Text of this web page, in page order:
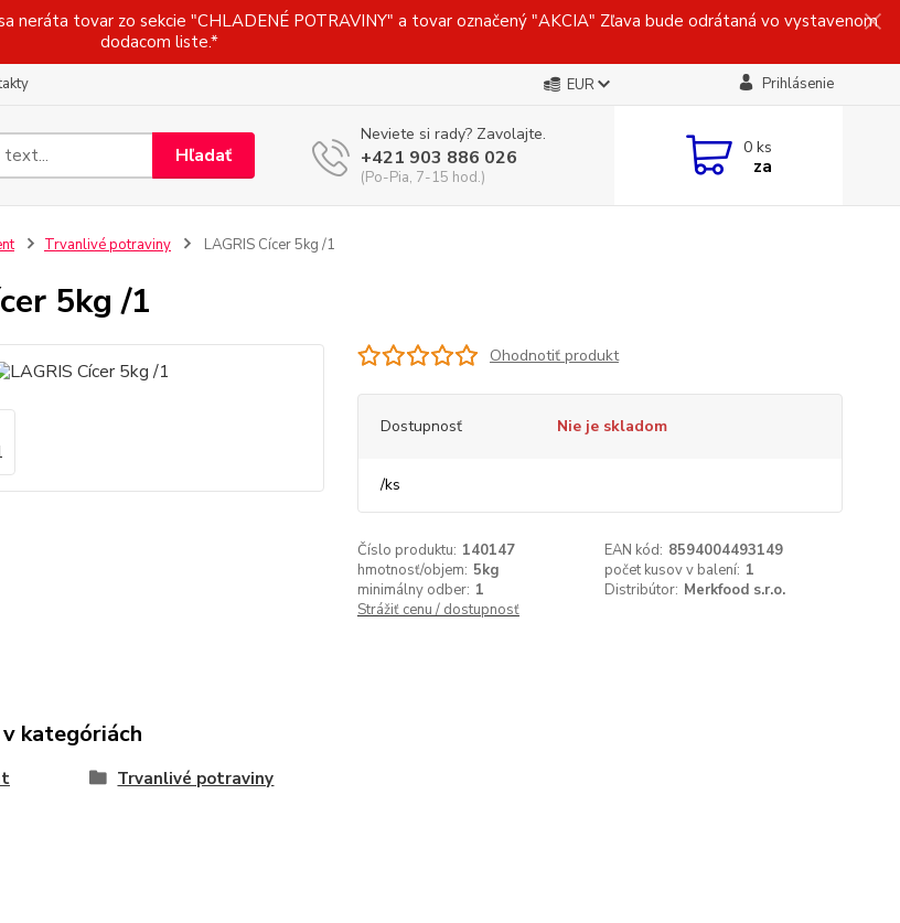
neráta tovar zo sekcie "CHLADENÉ POTRAVINY" a tovar označený "AKCIA" Zľava bude odrátaná vo vystavenom
dodacom liste.*
EUR Prihlásenie
Hľadať
Neviete si rady? Zavolajte.
+421 903 886 026
(Po-Pia, 7-15 hod.)
0 ks
za
Trvanlivé potraviny LAGRIS Cícer 5kg /1
5kg /1
Ohodnotiť produkt
Dostupnosť Nie je skladom
/ks
Číslo produktu: 140147 EAN kód: 8594004493149
hmotnosť/objem: 5kg počet kusov v balení: 1
minimálny odber: 1 Distribútor: Merkfood s.r.o.
Strážiť cenu / dostupnosť
kategóriách
Trvanlivé potraviny